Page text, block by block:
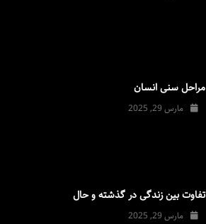
مراحل سنی انسان
مارس 29, 2025
تفاوت بین زندگی در گذشته و حال
مارس 29, 2025